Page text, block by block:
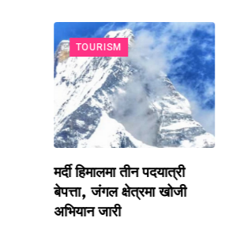
TOURISM
मर्दी हिमालमा तीन पदयात्री
बेपत्ता, जंगल क्षेत्रमा खोजी
अभियान जारी